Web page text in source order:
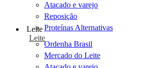
Atacado e varejo
Reposição
Proteínas Alternativas
Leite
Leite
Ordenha Brasil
Mercado do Leite